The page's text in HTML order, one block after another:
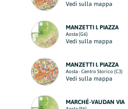
Vedi sulla mappa
MANZETTI I. PIAZZA
Aosta (G6)
Vedi sulla mappa
MANZETTI I. PIAZZA
Aosta - Centro Storico (C3)
Vedi sulla mappa
MARCHÉ-VAUDAN VIA